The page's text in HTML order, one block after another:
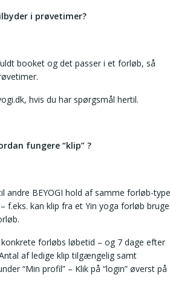
i prøvetimer?
booket og det passer i et forløb, så
hvis du har spørgsmål hertil.
fungere “klip” ?
andre BEYOGI hold af samme forløb-
f.eks. kan klip fra et Yin yoga forløb
forløbs løbetid – og 7 dage efter
af ledige klip tilgængelig samt
“Min profil” – Klik på “login” øverst på